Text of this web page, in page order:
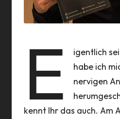
E
igentlich
habe ich
nervigen
kennt Ihr das auch. Am